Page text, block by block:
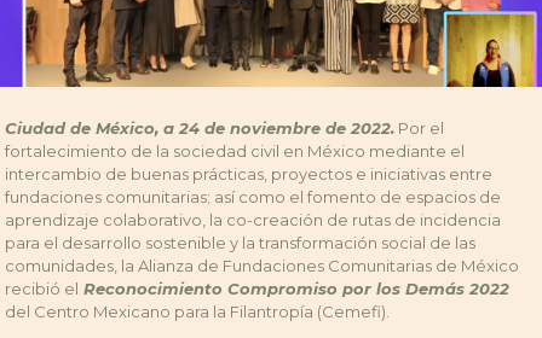
Ciudad de México, a 24 de noviembre de 2022. Por el
fortalecimiento de la sociedad civil en México mediante el
intercambio de buenas prácticas, proyectos e iniciativas entre
fundaciones comunitarias; así como el fomento de espacios de
aprendizaje colaborativo, la co-creación de rutas de incidencia
para el desarrollo sostenible y la transformación social de las
comunidades, la Alianza de Fundaciones Comunitarias de México
recibió el Reconocimiento Compromiso por los Demás 2022
del Centro Mexicano para la Filantropía (Cemefi).